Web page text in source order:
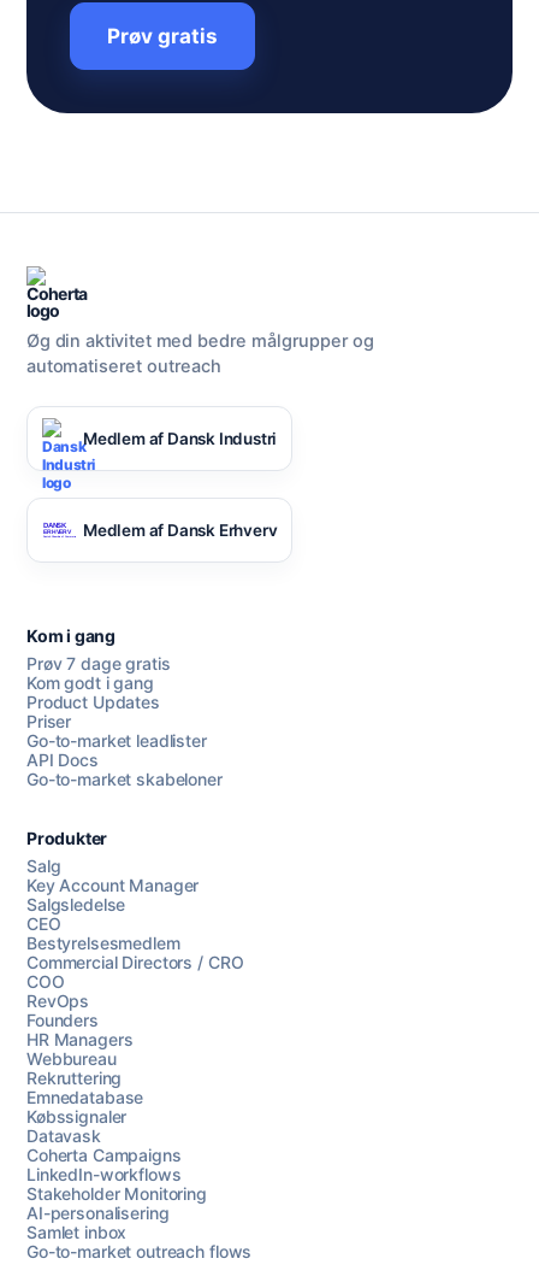
Prøv gratis
Øg din aktivitet med bedre målgrupper og
automatiseret outreach
Medlem af Dansk Industri
Medlem af Dansk Erhverv
Kom i gang
Prøv 7 dage gratis
Kom godt i gang
Product Updates
Priser
Go-to-market leadlister
API Docs
Go-to-market skabeloner
Produkter
Salg
Key Account Manager
Salgsledelse
CEO
Bestyrelsesmedlem
Commercial Directors / CRO
COO
RevOps
Founders
HR Managers
Webbureau
Rekruttering
Emnedatabase
Købssignaler
Datavask
Coherta Campaigns
LinkedIn-workflows
Stakeholder Monitoring
AI-personalisering
Samlet inbox
Go-to-market outreach flows